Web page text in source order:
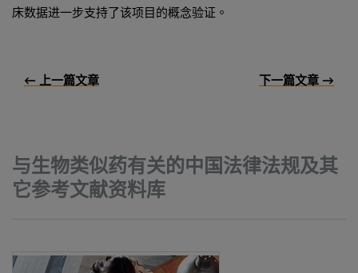
床数据进一步支持了该项目的概念验证。
← 上一篇文章 下一篇文章 →
与生物类似药有关的中国法律法规及其
它参考文献资料库